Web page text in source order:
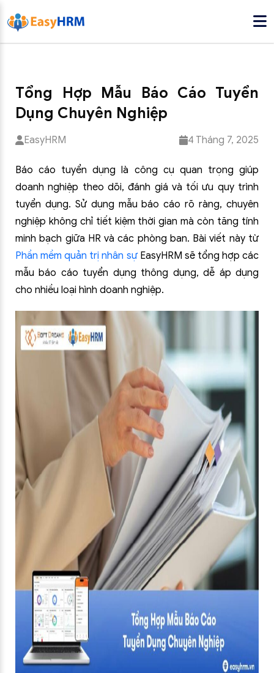
Tổng Hợp Mẫu Báo Cáo Tuyển
Dụng Chuyên Nghiệp
EasyHRM 4 Tháng 7, 2025
Báo cáo tuyển dụng là công cụ quan trọng giúp
doanh nghiệp theo dõi, đánh giá và tối ưu quy trình
tuyển dụng. Sử dụng mẫu báo cáo rõ ràng, chuyên
nghiệp không chỉ tiết kiệm thời gian mà còn tăng tính
minh bạch giữa HR và các phòng ban. Bài viết này từ
Phần mềm quản trị nhân sựEasyHRM sẽ tổng hợp các
mẫu báo cáo tuyển dụng thông dụng, dễ áp dụng
cho nhiều loại hình doanh nghiệp.